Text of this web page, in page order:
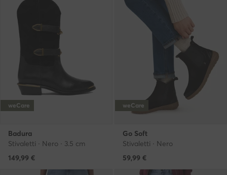
weCare
Badura
Stivaletti · Nero · 3.5 cm
149,99 €
weCare
Go Soft
Stivaletti · Nero
59,99 €